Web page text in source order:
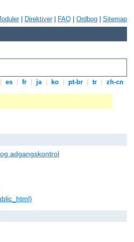
| Direktiver| FAQ Ordbog Sitemap
es fr ja ko pt-br tr zh-cn
adgangskontrol